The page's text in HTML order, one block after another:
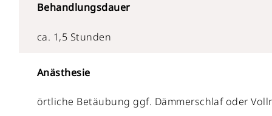
Behandlungsdauer
ca. 1,5 Stunden
Anästhesie
örtliche Betäubung ggf. Dämmerschlaf oder